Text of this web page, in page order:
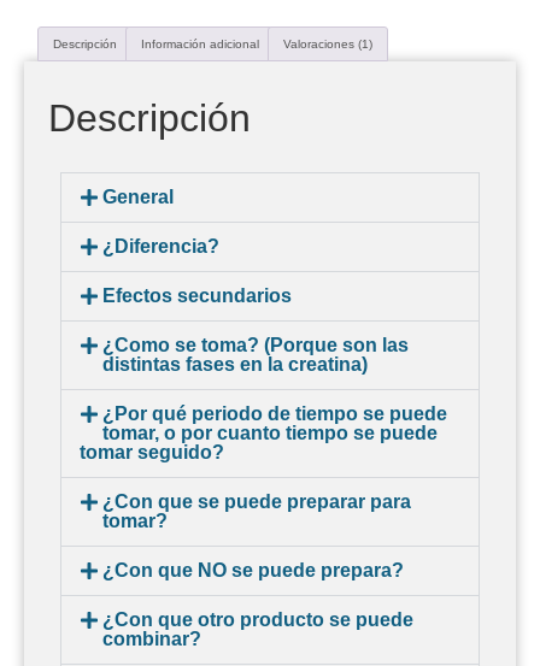
Descripción Información adicional Valoraciones (1)
Descripción
General
¿Diferencia?
Efectos secundarios
¿Como se toma? (Porque son las
distintas fases en la creatina)
¿Por qué periodo de tiempo se puede
tomar, o por cuanto tiempo se puede
tomar seguido?
¿Con que se puede preparar para
tomar?
¿Con que NO se puede prepara?
¿Con que otro producto se puede
combinar?